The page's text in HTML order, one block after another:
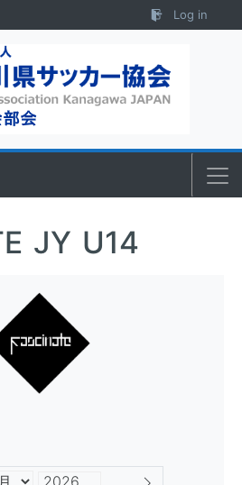
Log in
JY U14